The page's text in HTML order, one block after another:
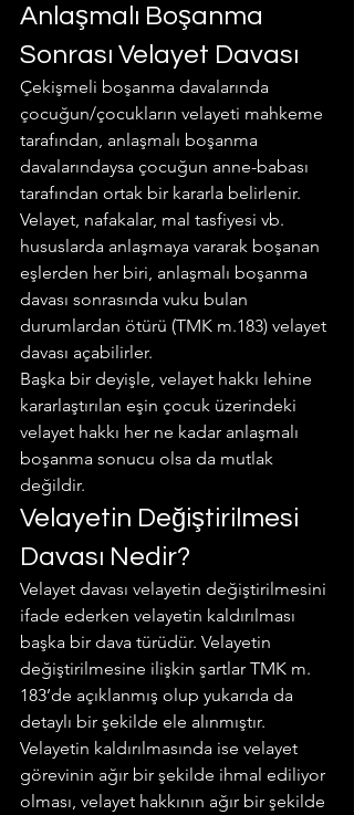
Anlaşmalı Boşanma
Sonrası Velayet Davası
Çekişmeli boşanma davalarında
çocuğun/çocukların velayeti mahkeme
tarafından, anlaşmalı boşanma
davalarındaysa çocuğun anne-babası
tarafından ortak bir kararla belirlenir.
Velayet, nafakalar, mal tasfiyesi vb.
hususlarda anlaşmaya vararak boşanan
eşlerden her biri, anlaşmalı boşanma
davası sonrasında vuku bulan
durumlardan ötürü (TMK m.183) velayet
davası açabilirler.
Başka bir deyişle, velayet hakkı lehine
kararlaştırılan eşin çocuk üzerindeki
velayet hakkı her ne kadar anlaşmalı
boşanma sonucu olsa da mutlak
değildir.
Velayetin Değiştirilmesi
Davası Nedir?
Velayet davası velayetin değiştirilmesini
ifade ederken velayetin kaldırılması
başka bir dava türüdür. Velayetin
değiştirilmesine ilişkin şartlar TMK m.
183’de açıklanmış olup yukarıda da
detaylı bir şekilde ele alınmıştır.
Velayetin kaldırılmasında ise velayet
görevinin ağır bir şekilde ihmal ediliyor
olması, velayet hakkının ağır bir şekilde